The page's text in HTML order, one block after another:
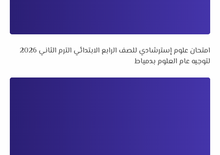
امتحان علوم إسترشادي للصف الرابع الابتدائي الترم الثاني 2026
لتوجيه عام العلوم بدمياط